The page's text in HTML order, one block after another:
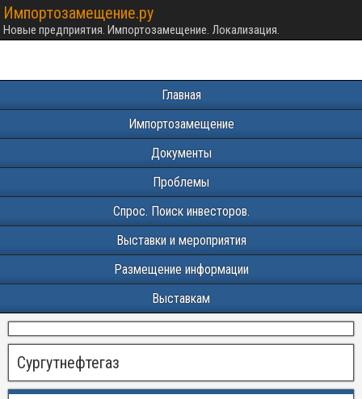
Импортозамещение.ру
Новые предприятия. Импортозамещение. Локализация.
Главная
Импортозамещение
Документы
Проблемы
Спрос. Поиск инвесторов.
Выставки и мероприятия
Размещение информации
Выставкам
Сургутнефтегаз